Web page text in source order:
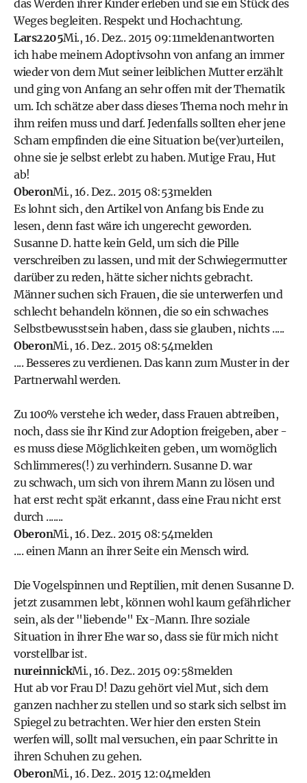
das Werden ihrer Kinder erleben und sie ein Stück des
Weges begleiten. Respekt und Hochachtung.
Lars2205Mi., 16. Dez.. 2015 09:11meldenantworten
ich habe meinem Adoptivsohn von anfang an immer
wieder von dem Mut seiner leiblichen Mutter erzählt
und ging von Anfang an sehr offen mit der Thematik
um. Ich schätze aber dass dieses Thema noch mehr in
ihm reifen muss und darf. Jedenfalls sollten eher jene
Scham empfinden die eine Situation be(ver)urteilen,
ohne sie je selbst erlebt zu haben. Mutige Frau, Hut
ab!
OberonMi., 16. Dez.. 2015 08:53melden
Es lohnt sich, den Artikel von Anfang bis Ende zu
lesen, denn fast wäre ich ungerecht geworden.
Susanne D. hatte kein Geld, um sich die Pille
verschreiben zu lassen, und mit der Schwiegermutter
darüber zu reden, hätte sicher nichts gebracht.
Männer suchen sich Frauen, die sie unterwerfen und
schlecht behandeln können, die so ein schwaches
Selbstbewusstsein haben, dass sie glauben, nichts .....
OberonMi., 16. Dez.. 2015 08:54melden
.... Besseres zu verdienen. Das kann zum Muster in der
Partnerwahl werden.
Zu 100% verstehe ich weder, dass Frauen abtreiben,
noch, dass sie ihr Kind zur Adoption freigeben, aber -
es muss diese Möglichkeiten geben, um womöglich
Schlimmeres(!) zu verhindern. Susanne D. war
zu schwach, um sich von ihrem Mann zu lösen und
hat erst recht spät erkannt, dass eine Frau nicht erst
durch .......
OberonMi., 16. Dez.. 2015 08:54melden
.... einen Mann an ihrer Seite ein Mensch wird.
Die Vogelspinnen und Reptilien, mit denen Susanne D.
jetzt zusammen lebt, können wohl kaum gefährlicher
sein, als der "liebende" Ex-Mann. Ihre soziale
Situation in ihrer Ehe war so, dass sie für mich nicht
vorstellbar ist.
nureinnickMi., 16. Dez.. 2015 09:58melden
Hut ab vor Frau D! Dazu gehört viel Mut, sich dem
ganzen nachher zu stellen und so stark sich selbst im
Spiegel zu betrachten. Wer hier den ersten Stein
werfen will, sollt mal versuchen, ein paar Schritte in
ihren Schuhen zu gehen.
OberonMi., 16. Dez.. 2015 12:04melden